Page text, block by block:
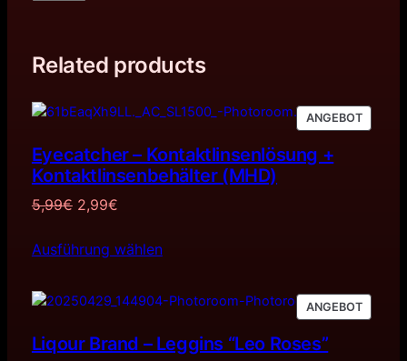
0
€
Related products
ANGEBOT
IM
Eyecatcher – Kontaktlinsenlösung +
Kontaktlinsenbehälter (MHD)
5,99€ Ursprünglicher
war:
2,99€Aktueller
ist:
Ausführung wählen
ANGEBOT
IM
Liqour Brand – Leggins “Leo Roses”